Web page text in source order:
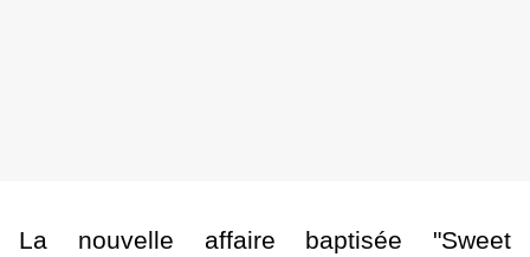
La nouvelle affaire baptisée "Sweet